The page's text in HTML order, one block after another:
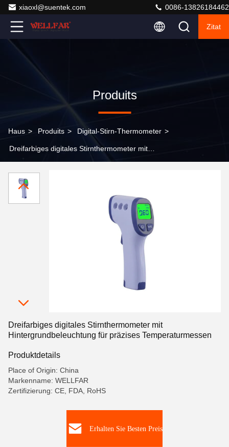
xiaoxl@suentek.com 0086-13826184462
Zitat
Produits
Haus > Produits > Digital-Stirn-Thermometer >
Dreifarbiges digitales Stirnthermometer mit
Dreifarbiges digitales Stirnthermometer mit
Hintergrundbeleuchtung für präzises Temperaturmessen
Produktdetails
Place of Origin: China
Markenname: WELLFAR
Zertifizierung: CE, FDA, RoHS
Erhalten Sie Besten Preis